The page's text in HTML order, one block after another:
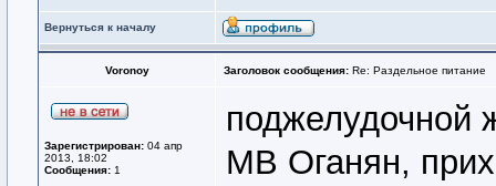
Вернуться к началу
Voronoy Заголовок сообщения: Re: Раздельное питание
Зарегистрирован: 04 апр
2013, 18:02
Сообщения: 1
поджелудочной
МВ Оганян,